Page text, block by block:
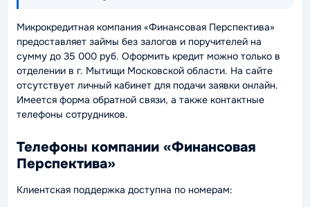
Микрокредитная компания «Финансовая Перспектива»
предоставляет займы без залогов и поручителей на
сумму до 35 000 руб. Оформить кредит можно только в
отделении в г. Мытищи Московской области. На сайте
отсутствует личный кабинет для подачи заявки онлайн.
Имеется форма обратной связи, а также контактные
телефоны сотрудников.
Телефоны компании «Финансовая
Перспектива»
Клиентская поддержка доступна по номерам: